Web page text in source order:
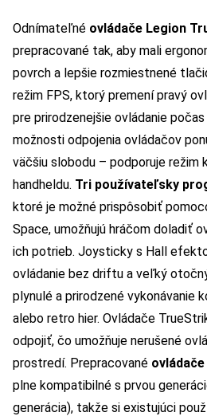
Odnímateľné ovládače Legion
prepracované tak, aby mali
povrch a lepšie rozmiestnené
režim FPS, ktorý premení pravý
pre prirodzenejšie ovládanie počas
možnosti odpojenia ovládačov
väčšiu slobodu – podporuje režim
handheldu. Tri používateľsky
ktoré je možné prispôsobiť
Space, umožňujú hráčom doladiť
ich potrieb. Joysticky s Hall
ovládanie bez driftu a veľký
plynulé a prirodzené vykonávanie
alebo retro hier. Ovládače
odpojiť, čo umožňuje nerušené
prostredí. Prepracované
plne kompatibilné s prvou
generácia), takže si existujúci